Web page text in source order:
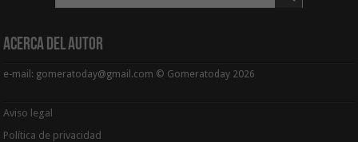
Acerca del Autor
e-mail: gomeratoday@gmail.com © Gomeratoday 2026
Aviso legal
Política de privacidad